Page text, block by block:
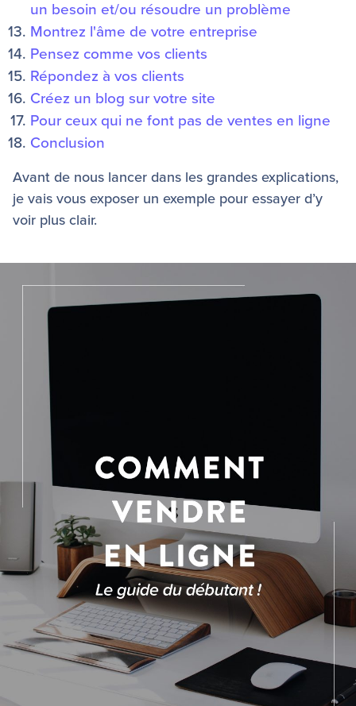
un besoin et/ou résoudre un problème
Montrez l'âme de votre entreprise
Pensez comme vos clients
Répondez à vos clients
Créez un blog sur votre site
Pour ceux qui ne font pas de ventes en ligne
Conclusion
Avant de nous lancer dans les grandes explications,
je vais vous exposer un exemple pour essayer d’y
voir plus clair.